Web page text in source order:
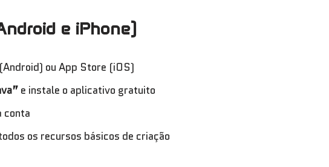
e iPhone)
ou App Store (iOS)
e instale o aplicativo gratuito
conta
os recursos básicos de criação